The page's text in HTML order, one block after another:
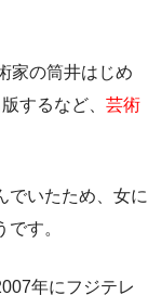
家の筒井はじめ
するなど、 芸術
でいたため、女に
す。
年にフジテレ